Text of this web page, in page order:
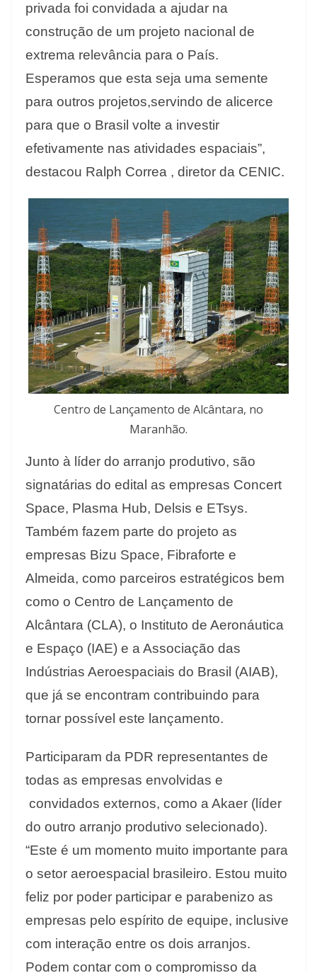
privada foi convidada a ajudar na
construção de um projeto nacional de
extrema relevância para o País.
Esperamos que esta seja uma semente
para outros projetos,servindo de alicerce
para que o Brasil volte a investir
efetivamente nas atividades espaciais”,
destacou Ralph Correa , diretor da CENIC.
Centro de Lançamento de Alcântara, no
Maranhão.
Junto à líder do arranjo produtivo, são
signatárias do edital as empresas Concert
Space, Plasma Hub, Delsis e ETsys.
Também fazem parte do projeto as
empresas Bizu Space, Fibraforte e
Almeida, como parceiros estratégicos bem
como o Centro de Lançamento de
Alcântara (CLA), o Instituto de Aeronáutica
e Espaço (IAE) e a Associação das
Indústrias Aeroespaciais do Brasil (AIAB),
que já se encontram contribuindo para
tornar possível este lançamento.
Participaram da PDR representantes de
todas as empresas envolvidas e
convidados externos, como a Akaer (líder
do outro arranjo produtivo selecionado).
“Este é um momento muito importante para
o setor aeroespacial brasileiro. Estou muito
feliz por poder participar e parabenizo as
empresas pelo espírito de equipe, inclusive
com interação entre os dois arranjos.
Podem contar com o compromisso da